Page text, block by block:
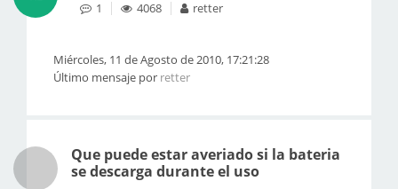
1 4068 retter
Miércoles, 11 de Agosto de 2010, 17:21:28
Último mensaje por retter
Que puede estar averiado si la bateria
se descarga durante el uso